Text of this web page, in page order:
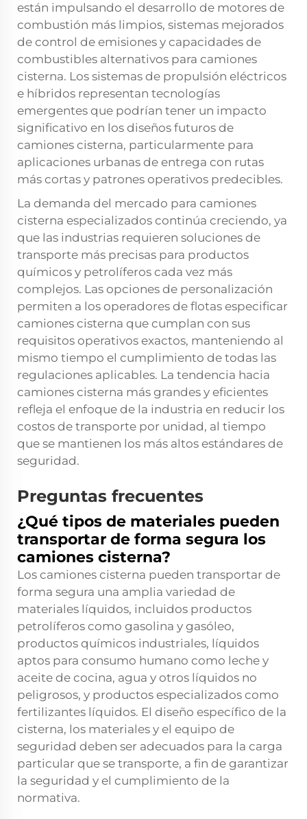
están impulsando el desarrollo de motores de
combustión más limpios, sistemas mejorados
de control de emisiones y capacidades de
combustibles alternativos para camiones
cisterna. Los sistemas de propulsión eléctricos
e híbridos representan tecnologías
emergentes que podrían tener un impacto
significativo en los diseños futuros de
camiones cisterna, particularmente para
aplicaciones urbanas de entrega con rutas
más cortas y patrones operativos predecibles.
La demanda del mercado para camiones
cisterna especializados continúa creciendo, ya
que las industrias requieren soluciones de
transporte más precisas para productos
químicos y petrolíferos cada vez más
complejos. Las opciones de personalización
permiten a los operadores de flotas especificar
camiones cisterna que cumplan con sus
requisitos operativos exactos, manteniendo al
mismo tiempo el cumplimiento de todas las
regulaciones aplicables. La tendencia hacia
camiones cisterna más grandes y eficientes
refleja el enfoque de la industria en reducir los
costos de transporte por unidad, al tiempo
que se mantienen los más altos estándares de
seguridad.
Preguntas frecuentes
¿Qué tipos de materiales pueden
transportar de forma segura los
camiones cisterna?
Los camiones cisterna pueden transportar de
forma segura una amplia variedad de
materiales líquidos, incluidos productos
petrolíferos como gasolina y gasóleo,
productos químicos industriales, líquidos
aptos para consumo humano como leche y
aceite de cocina, agua y otros líquidos no
peligrosos, y productos especializados como
fertilizantes líquidos. El diseño específico de la
cisterna, los materiales y el equipo de
seguridad deben ser adecuados para la carga
particular que se transporte, a fin de garantizar
la seguridad y el cumplimiento de la
normativa.